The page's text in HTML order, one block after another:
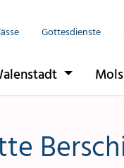
Gottesdienste